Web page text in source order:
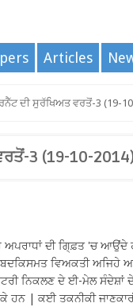
Articles
ਦੀ ਸੁਰੱਖਿਅਤ ਵਰਤੋਂ-3 (19-
3 (19-10-
ਅਪਰਾਧਾਂ ਦੀ ਗਿ੍ਫ਼ਤ 'ਚ
ਵਿਅਕਤੀ ਅਜਿਹੇ
ਨਿਕਲਣ ਦੇ ਈ-ਮੇਲ ਸੰਦੇਸ਼ਾਂ
ਹਨ | ਕਈ ਤਕਨੀਕੀ